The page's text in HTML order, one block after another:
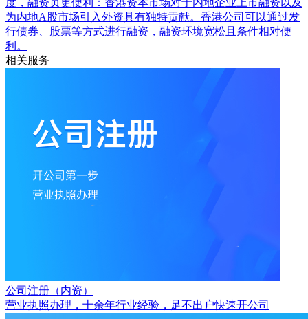
为内地A股市场引入外资具有独特贡献。香港公司可以通过发
行债券、股票等方式进行融资，融资环境宽松且条件相对便
利。
相关服务
公司注册（内资）
营业执照办理，十余年行业经验，足不出户快速开公司